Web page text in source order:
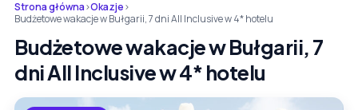
Strona główna›Okazje›
Budżetowe wakacje w Bułgarii, 7 dni All Inclusive w 4* hotelu
Budżetowe wakacje w Bułgarii, 7
dni All Inclusive w 4* hotelu